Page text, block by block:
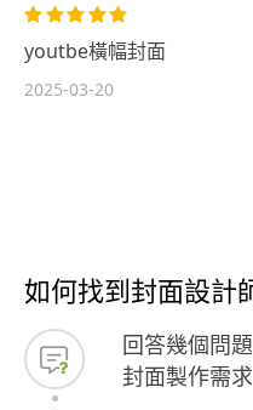
youtbe橫幅封面
2025-03-20
如何找到封面設計
回答幾個問
封面製作需求